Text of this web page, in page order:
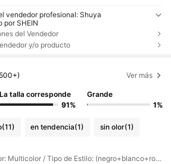
vendedor profesional: Shuya
por SHEIN
del Vendedor
y/o producto
Ver más
La talla corresponde
91%
Grande
1%
(11) en tendencia(1) sin olor(1)
Color: Multicolor / Tipo de Estilo: (negro+blanco+rosa+gris) / Talla: 4 piezas